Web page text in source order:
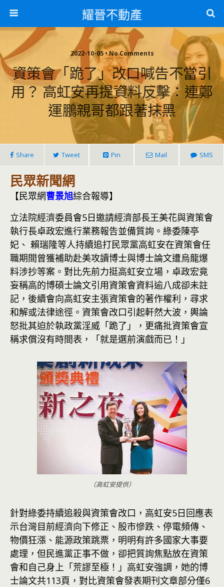
耀晉不動產
2022-10-05 • No Comments
資策會「跪了」改口喊告不當引
用？ 高虹安再提資料反擊：連鄭
運鵬親哥都跟著抹黑
Share Tweet Pin Mail SMS
民眾新聞網
【民眾網曹景旭綜合報導】
立法院經濟委員會5日邀請經濟部長王美花與資策會
執行長卓政宏進行業務報告並備質詢。綠委陳亭
妃、 賴瑞隆等人持續追打民眾黨高虹安在資策會任
職期間曾獲補助赴美攻讀博士與博士論文遭烏龍爆
料涉抄等案。對比先前力挺高虹安立場，卓政宏竟
妄稱高的博碩士論文引用資策會資料逾八成卻未註
記，後續會向高虹安主張資策會的著作權利，尋求
和解或法律途徑。資策會改口引起軒然大波，輿論
怒批其迫於執政黨淫威「跪了」，更痛批資策會宣
稱求償沒有時間表，「就是選前演戲而已！」
（高虹安提供）
針對綠委持續追殺與資策會改口，高虹安5日回應表
示台灣目前經濟向下修正、股市慘跌、停電頻傳、
物價狂漲、能源政策跳票，明明有許多國家大事要
處理，但民進黨正事不做，卻把質詢焦點放在資策
會和自己身上「荒謬至極！」高虹安強調，她的博
士論文共113頁，對比資策會發表期刊文章部分僅6